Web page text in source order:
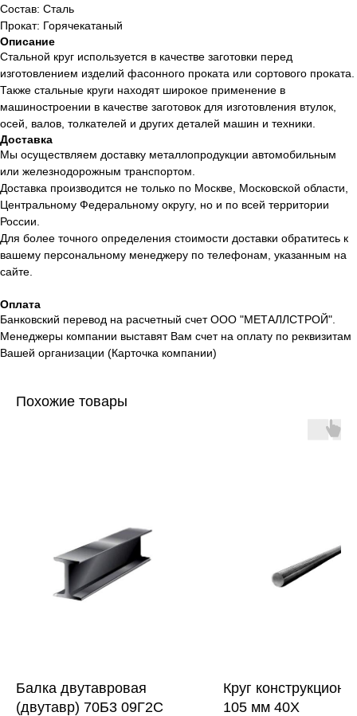
Состав: Сталь
Прокат: Горячекатаный
Описание
Стальной круг используется в качестве заготовки перед
изготовлением изделий фасонного проката или сортового проката.
Также стальные круги находят широкое применение в
машиностроении в качестве заготовок для изготовления втулок,
осей, валов, толкателей и других деталей машин и техники.
Доставка
Мы осуществляем доставку металлопродукции автомобильным
или железнодорожным транспортом.
Доставка производится не только по Москве, Московской области,
Центральному Федеральному округу, но и по всей территории
России.
Для более точного определения стоимости доставки обратитесь к
вашему персональному менеджеру по телефонам, указанным на
сайте.
Оплата
Банковский перевод на расчетный счет ООО "МЕТАЛЛСТРОЙ".
Менеджеры компании выставят Вам счет на оплату по реквизитам
Вашей организации (Карточка компании)
Похожие товары
Балка двутавровая
(двутавр) 70Б3 09Г2С
Круг
105 мм 40Х